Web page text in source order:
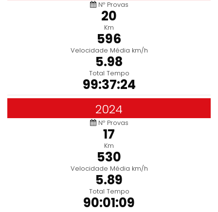
Nº Provas
20
Km
596
Velocidade Média km/h
5.98
Total Tempo
99:37:24
2024
Nº Provas
17
Km
530
Velocidade Média km/h
5.89
Total Tempo
90:01:09